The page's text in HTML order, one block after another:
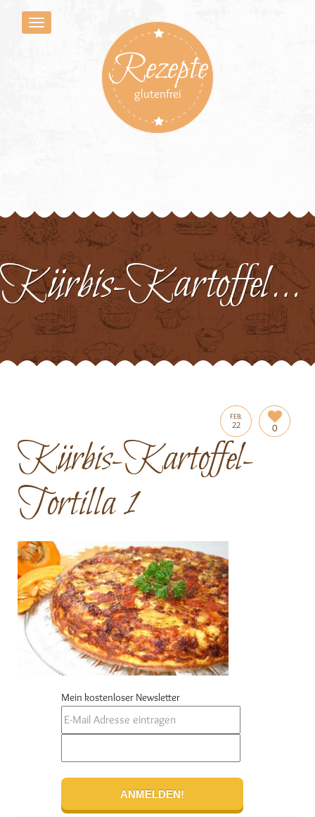
Rezepte
glutenfrei
Kürbis-Kartoffel-Tortilla 1
FEB.
22 0
Kürbis-Kartoffel-
Tortilla 1
Mein kostenloser Newsletter